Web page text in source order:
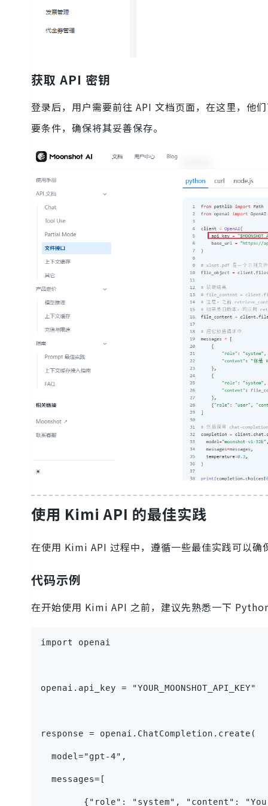
获取 API 密钥
登录后，用户需要前往 API 文档页面，在这里，他
要条件，确保将其妥善保存。
使用 Kimi API 的最佳实践
在使用 Kimi API 过程中，遵循一些最佳实践可以确
代码示例
在开始使用 Kimi API 之前，建议先熟悉一下
import openai
openai.api_key = "YOUR_MOONSHOT_API_KEY"
response = openai.ChatCompletion.create(
  model="gpt-4",
  messages=[
{"role": "system", "content":